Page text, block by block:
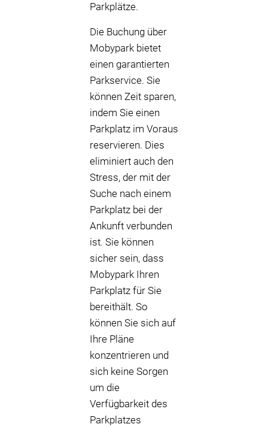
Parkplätze.
Die Buchung über
Mobypark bietet
einen garantierten
Parkservice. Sie
können Zeit sparen,
indem Sie einen
Parkplatz im Voraus
reservieren. Dies
eliminiert auch den
Stress, der mit der
Suche nach einem
Parkplatz bei der
Ankunft verbunden
ist. Sie können
sicher sein, dass
Mobypark Ihren
Parkplatz für Sie
bereithält. So
können Sie sich auf
Ihre Pläne
konzentrieren und
sich keine Sorgen
um die
Verfügbarkeit des
Parkplatzes